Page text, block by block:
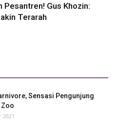
Pesantren! Gus Khozin:
Terarah
Sensasi Pengunjung